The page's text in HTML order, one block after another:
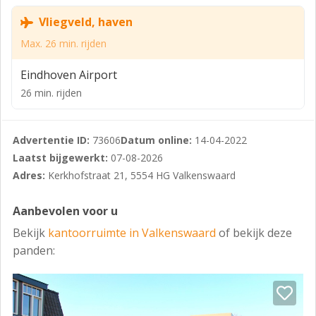
opgeleverd
- Gedeeld dames- en herentoilet
- Ruimtelijk & open
- Groene omgeving
- Zeer goed bereikbaar
- Ruime parkeergelegenheid
- Circa 77 m² kantoorruimte à € 1.091,- ex. btw per
maand
PLACE FOR BIZZ SERVICES
De services van Place for Bizz zijn in de prijs
inbegrepen. Er zijn diverse diensten waarvan gebruik
Vliegveld, haven
Max. 26 min. rijden
Eindhoven Airport
26 min. rijden
Advertentie ID: 73606Datum online: 14-04-2022
Laatst bijgewerkt: 07-08-2026
Adres: Kerkhofstraat 21, 5554 HG Valkenswaard
Aanbevolen voor u
Bekijk kantoorruimte in Valkenswaard of bekijk deze
panden: